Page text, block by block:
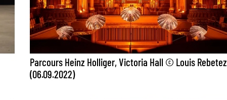
Parcours Heinz Holliger, Victoria Hall © Louis Rebetez
(06.09.2022)